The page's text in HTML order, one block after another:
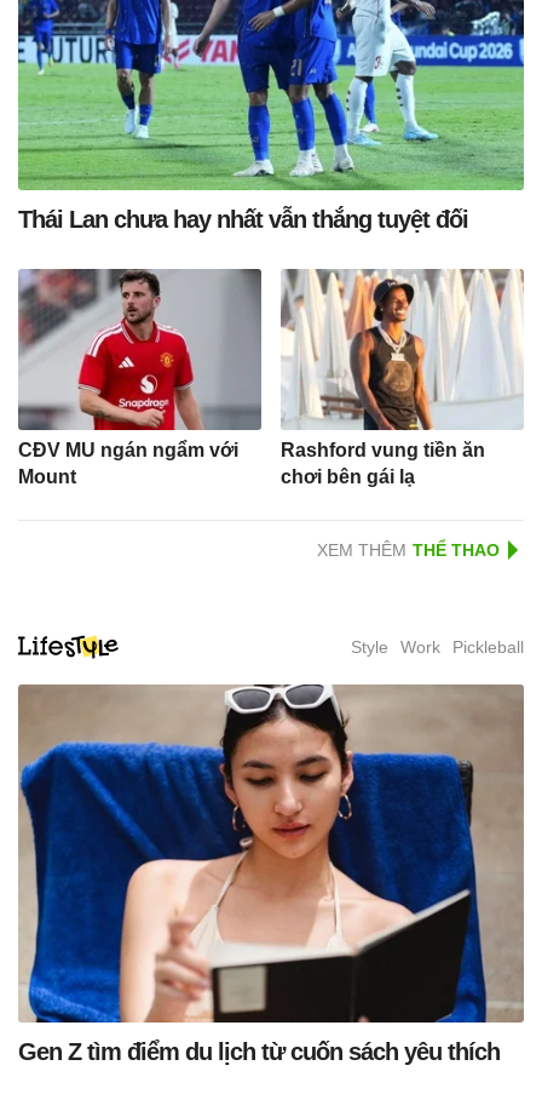
Thái Lan chưa hay nhất vẫn thắng tuyệt đối
CĐV MU ngán ngẩm với
Mount
Rashford vung tiền ăn
chơi bên gái lạ
XEM THÊM
Style Work Pickleball
Gen Z tìm điểm du lịch từ cuốn sách yêu thích